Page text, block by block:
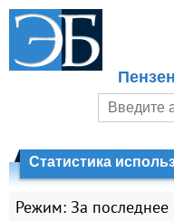
Статистика
Режим: За